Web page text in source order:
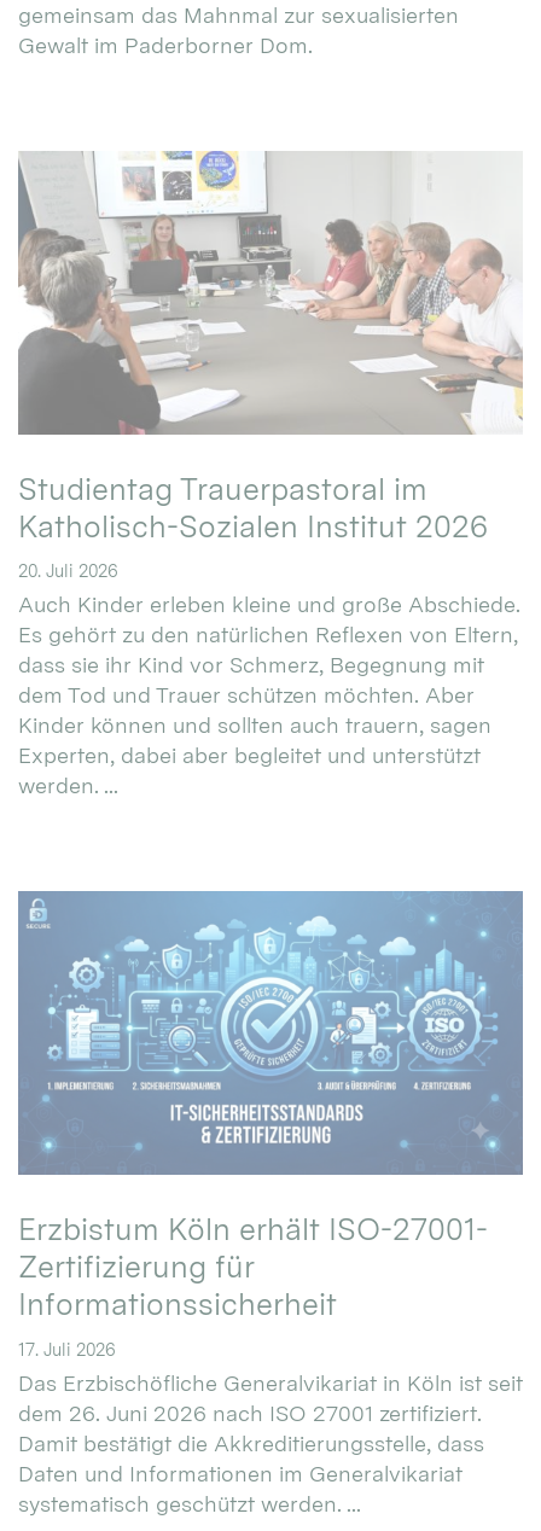
gemeinsam das Mahnmal zur sexualisierten
Gewalt im Paderborner Dom.
Studientag Trauerpastoral im
Katholisch-Sozialen Institut 2026
20. Juli 2026
Auch Kinder erleben kleine und große Abschiede.
Es gehört zu den natürlichen Reflexen von Eltern,
dass sie ihr Kind vor Schmerz, Begegnung mit
dem Tod und Trauer schützen möchten. Aber
Kinder können und sollten auch trauern, sagen
Experten, dabei aber begleitet und unterstützt
werden. ...
Erzbistum Köln erhält ISO-27001-
Zertifizierung für
Informationssicherheit
17. Juli 2026
Das Erzbischöfliche Generalvikariat in Köln ist seit
dem 26. Juni 2026 nach ISO 27001 zertifiziert.
Damit bestätigt die Akkreditierungsstelle, dass
Daten und Informationen im Generalvikariat
systematisch geschützt werden. ...